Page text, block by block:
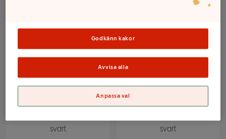
svart
svart
Godkänn kakor
Avvisa alla
Anpassa val